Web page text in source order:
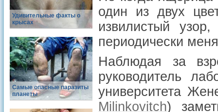
Удивительные факты о
крысах
Самые опасные паразиты
планеты
один из двух
извилистый
периодически
Наблюдая за
руководитель
университета
Milinkovitch)